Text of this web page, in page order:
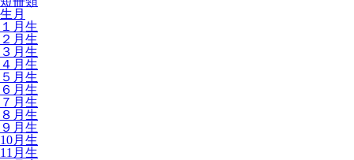
生月
１月生
２月生
３月生
４月生
５月生
６月生
７月生
８月生
９月生
10月生
11月生